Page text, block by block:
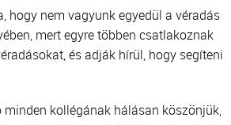
hogy nem vagyunk egyedül a véradás
mert egyre többen csatlakoznak
és adják hírül, hogy segíteni
kollégának hálásan köszönjük,